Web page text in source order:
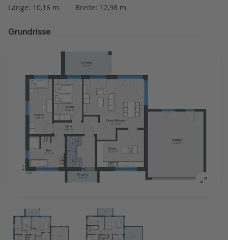
Länge: 10,16 m Breite: 12,98 m
Grundrisse